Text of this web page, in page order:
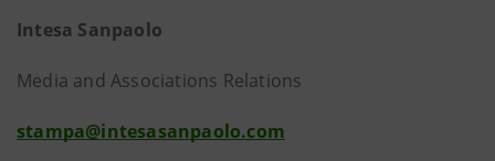
Intesa Sanpaolo
Media and Associations Relations
stampa@intesasanpaolo.com